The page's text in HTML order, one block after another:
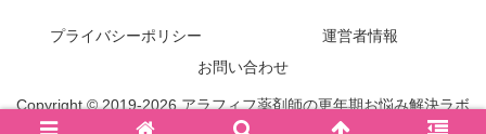
プライバシーポリシー
運営者情報
お問い合わせ
Copyright © 2019-2026 アラフィフ薬剤師の更年期お悩み解決ラボ